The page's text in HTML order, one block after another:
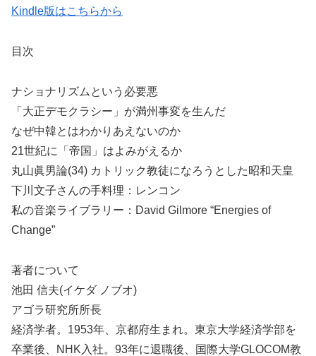
Kindle版はこちらから
目次
ナショナリズムという必要悪
「大正デモクラシー」が満州事変を生んだ
なぜ中韓とはわかりあえないのか
21世紀に「帝国」はよみがえるか
丸山眞男論(34) カトリック教徒になろうとした昭和天皇
下川文子さんの手料理：レンコン
私の音楽ライブラリー：David Gilmore “Energies of
Change”
著者について
池田 信夫(イケダ ノブオ)
アゴラ研究所所長
経済学者。1953年、京都府生まれ。東京大学経済学部を
卒業後、NHK入社。93年に退職後、国際大学GLOCOM教